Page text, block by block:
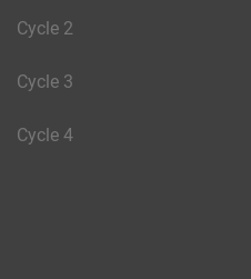
Cycle 2
Cycle 3
Cycle 4